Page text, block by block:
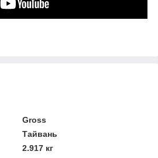
Gross
Тайвань
2.917 кг